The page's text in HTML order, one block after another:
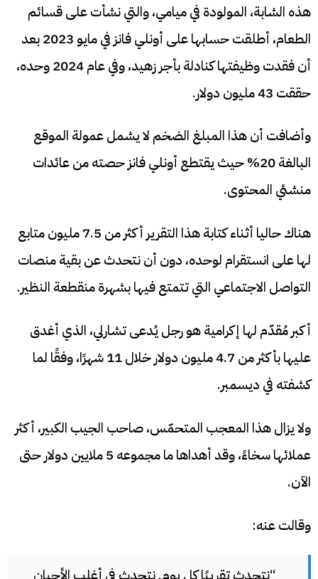
هذه الشابة، المولودة في ميامي، والتي نشأت على قسائم
الطعام، أطلقت حسابها على أونلي فانز في مايو 2023 بعد
أن فقدت وظيفتها كنادلة بأجر زهيد، وفي عام 2024 وحده،
حققت 43 مليون دولار.
وأضافت أن هذا المبلغ الضخم لا يشمل عمولة الموقع
البالغة 20% حيث يقتطع أونلي فانز حصته من عائدات
منشئي المحتوى.
هناك حاليا أثناء كتابة هذا التقرير أكثر من 7.5 مليون متابع
لها على انستقرام لوحده، دون أن نتحدث عن بقية منصات
التواصل الاجتماعي التي تتمتع فيها بشهرة منقطعة النظير.
أكبر مُقدّم لها إكرامية هو رجل يُدعى تشارلي، الذي أغدق
عليها بأكثر من 4.7 مليون دولار خلال 11 شهرًا، وفقًا لما
كشفته في ديسمبر.
ولا يزال هذا المعجب المتحمّس، صاحب الجيب الكبير، أكثر
عملائها سخاءً، وقد أهداها ما مجموعه 5 ملايين دولار حتى
الآن.
وقالت عنه: